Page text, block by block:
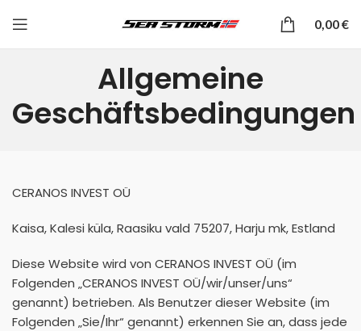
0,00€
Allgemeine
Geschäftsbedingungen
CERANOS INVEST OÜ
Kaisa, Kalesi küla, Raasiku vald 75207, Harju mk, Estland
Diese Website wird von CERANOS INVEST OÜ (im
Folgenden „CERANOS INVEST OÜ/wir/unser/uns“
genannt) betrieben. Als Benutzer dieser Website (im
Folgenden „Sie/Ihr“ genannt) erkennen Sie an, dass jede